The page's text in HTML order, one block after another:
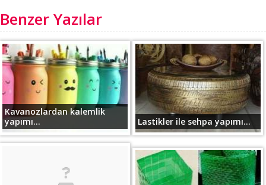
Benzer Yazılar
Kavanozlardan kalemlik
yapımı...
Lastikler ile sehpa yapımı...